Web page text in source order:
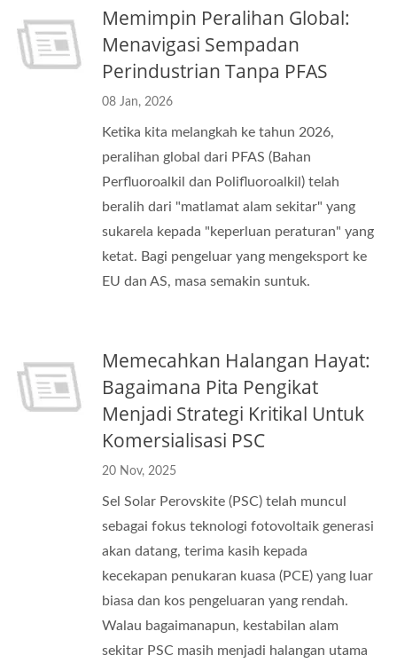
Memimpin Peralihan Global:
Menavigasi Sempadan
Perindustrian Tanpa PFAS
08 Jan, 2026
Ketika kita melangkah ke tahun 2026,
peralihan global dari PFAS (Bahan
Perfluoroalkil dan Polifluoroalkil) telah
beralih dari "matlamat alam sekitar" yang
sukarela kepada "keperluan peraturan" yang
ketat. Bagi pengeluar yang mengeksport ke
EU dan AS, masa semakin suntuk.
Memecahkan Halangan Hayat:
Bagaimana Pita Pengikat
Menjadi Strategi Kritikal Untuk
Komersialisasi PSC
20 Nov, 2025
Sel Solar Perovskite (PSC) telah muncul
sebagai fokus teknologi fotovoltaik generasi
akan datang, terima kasih kepada
kecekapan penukaran kuasa (PCE) yang luar
biasa dan kos pengeluaran yang rendah.
Walau bagaimanapun, kestabilan alam
sekitar PSC masih menjadi halangan utama